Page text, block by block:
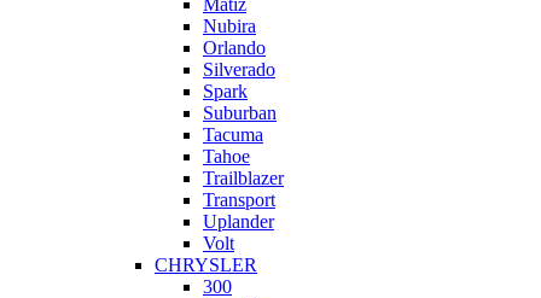
Nubira
Orlando
Silverado
Spark
Suburban
Tacuma
Tahoe
Trailblazer
Transport
Uplander
Volt
CHRYSLER
300